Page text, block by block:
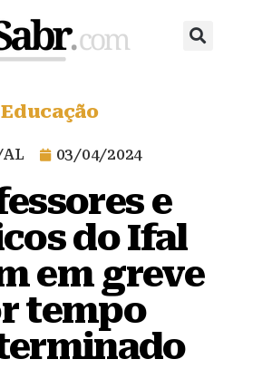
Educação
03/04/2024
e
do Ifal
em greve
tempo